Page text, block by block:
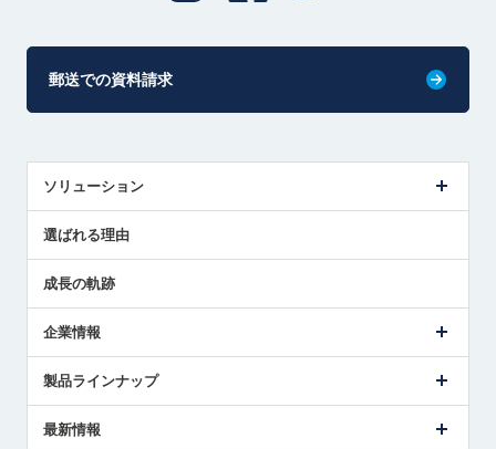
郵送での資料請求
ソリューション
解決策提案
選ばれる理由
成長の軌跡
企業情報
ごあいさつ
受賞履歴
製品ラインナップ
ツールセッタ製品
最新情報